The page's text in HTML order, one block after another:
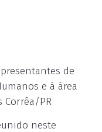
de
e à área
Corrêa/PR
neste